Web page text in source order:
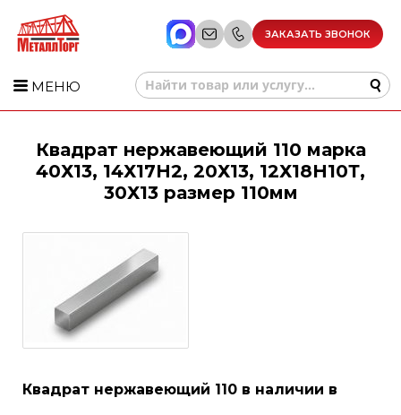
ЗАКАЗАТЬ ЗВОНОК
МЕНЮ
Квадрат нержавеющий 110 марка
40Х13, 14Х17Н2, 20Х13, 12Х18Н10Т,
30Х13 размер 110мм
Квадрат нержавеющий 110 в наличии в